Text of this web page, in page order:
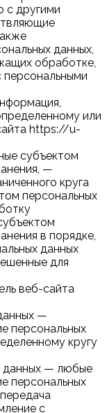
с другими
данных,
обработке,
или
https://u-
субъектом
—
круга
персональных
в порядке,
данных
для
веб-сайта
—
персональных
кругу
данных — любые
персональных
с